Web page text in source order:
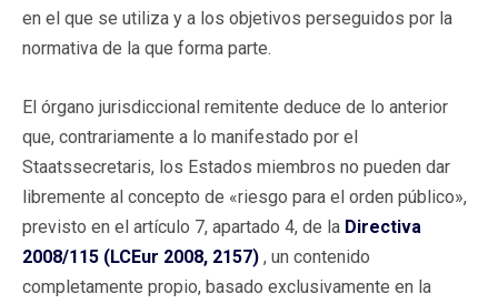
en el que se utiliza y a los objetivos perseguidos por la
normativa de la que forma parte.
El órgano jurisdiccional remitente deduce de lo anterior
que, contrariamente a lo manifestado por el
Staatssecretaris, los Estados miembros no pueden dar
libremente al concepto de «riesgo para el orden público»,
previsto en el artículo 7, apartado 4, de la Directiva
2008/115 (LCEur 2008, 2157) , un contenido
completamente propio, basado exclusivamente en la